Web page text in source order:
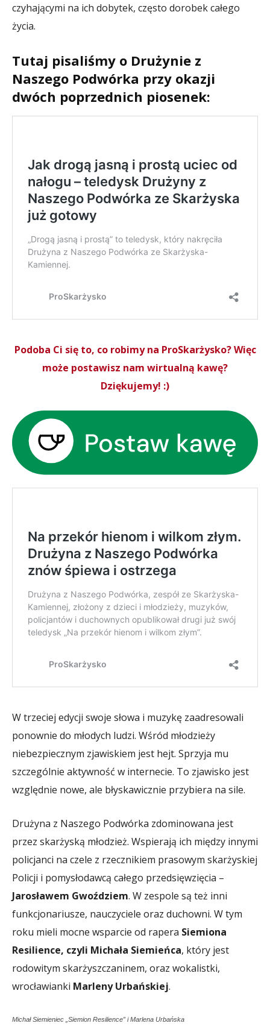
czyhającymi na ich dobytek, często dorobek całego
życia.
Tutaj pisaliśmy o Drużynie z
Naszego Podwórka przy okazji
dwóch poprzednich piosenek:
Podoba Ci się to, co robimy na ProSkarżysko? Więc
może postawisz nam wirtualną kawę?
Dziękujemy! :)
W trzeciej edycji swoje słowa i muzykę zaadresowali
ponownie do młodych ludzi. Wśród młodzieży
niebezpiecznym zjawiskiem jest hejt. Sprzyja mu
szczególnie aktywność w internecie. To zjawisko jest
względnie nowe, ale błyskawicznie przybiera na sile.
Drużyna z Naszego Podwórka zdominowana jest
przez skarżyską młodzież. Wspierają ich między innymi
policjanci na czele z rzecznikiem prasowym skarżyskiej
Policji i pomysłodawcą całego przedsięwzięcia –
Jarosławem Gwoździem. W zespole są też inni
funkcjonariusze, nauczyciele oraz duchowni. W tym
roku mieli mocne wsparcie od rapera Siemiona
Resilience, czyli Michała Siemieńca, który jest
rodowitym skarżyszczaninem, oraz wokalistki,
wrocławianki Marleny Urbańskiej.
Michał Siemieniec „Siemion Resilience” i Marlena Urbańska